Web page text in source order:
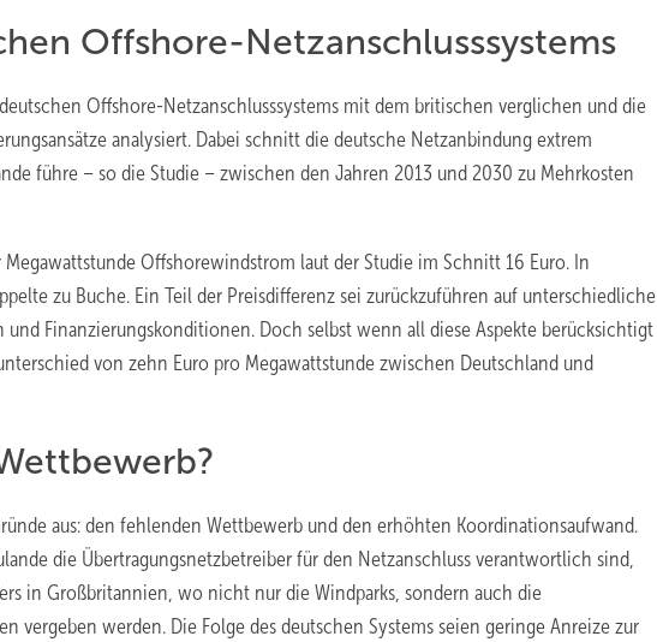
Offshore-Netzanschlusssystems
Offshore-Netzanschlusssystems mit dem britischen verglichen und die
analysiert. Dabei schnitt die deutsche Netzanbindung extrem
führe – so die Studie – zwischen den Jahren 2013 und 2030 zu Mehrkosten
Offshorewindstrom laut der Studie im Schnitt 16 Euro. In
zu Buche. Ein Teil der Preisdifferenz sei zurückzuführen auf unterschiedliche
Finanzierungskonditionen. Doch selbst wenn all diese Aspekte berücksichtigt
von zehn Euro pro Megawattstunde zwischen Deutschland und
aus: den fehlenden Wettbewerb und den erhöhten Koordinationsaufwand.
die Übertragungsnetzbetreiber für den Netzanschluss verantwortlich sind,
in Großbritannien, wo nicht nur die Windparks, sondern auch die
vergeben werden. Die Folge des deutschen Systems seien geringe Anreize zur